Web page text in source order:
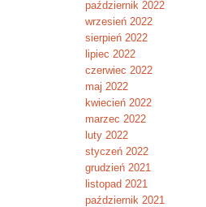
październik 2022
wrzesień 2022
sierpień 2022
lipiec 2022
czerwiec 2022
maj 2022
kwiecień 2022
marzec 2022
luty 2022
styczeń 2022
grudzień 2021
listopad 2021
październik 2021